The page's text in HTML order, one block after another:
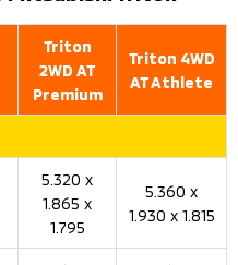
sau
New Mitsubishi Triton
đáng kể vận hành khi sử
với chất liệu thép gia